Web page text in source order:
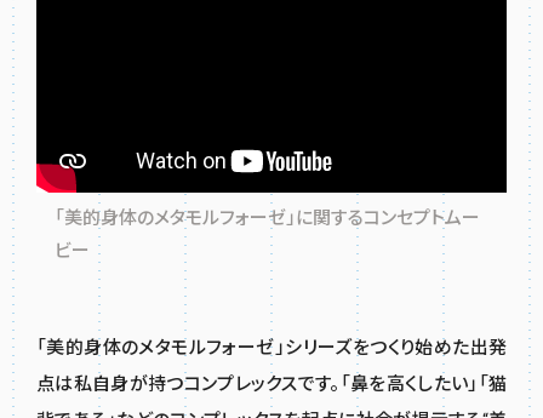
「美的身体のメタモルフォーゼ」に関するコンセプトムー
ビー
「美的身体のメタモルフォーゼ」シリーズをつくり始めた出発
点は私自身が持つコンプレックスです。「鼻を高くしたい」「猫